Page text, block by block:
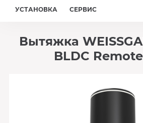
УСТАНОВКА СЕРВИС
Вытяжка
BLDC